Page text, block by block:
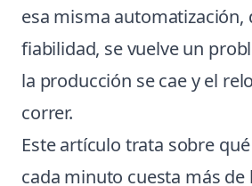
esa misma automatización,
fiabilidad, se vuelve un
la producción se cae y el
correr.
Este artículo trata sobre
cada minuto cuesta más de